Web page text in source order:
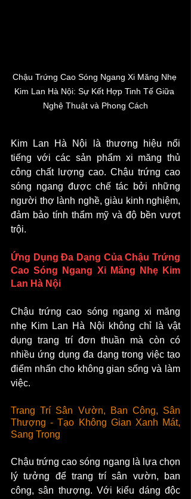
Chậu Trứng Cao Sóng Ngang Xi Măng Nhẹ
Kim Lan Hà Nội: Sự Kết Hợp Tinh Tế Giữa
Nghệ Thuật và Phong Cách
Kim Lan Hà Nội là thương hiệu nổi
tiếng với các sản phẩm xi măng thủ
công chất lượng cao. Chậu trứng cao
sóng ngang được chế tác bởi những
người thợ lành nghề, giàu kinh nghiệm,
đảm bảo tính thẩm mỹ và độ bền vượt
trội.
Ứng Dụng Đa Dạng Của Chậu Trứng
Cao Sóng Ngang Xi Măng Nhẹ Kim
Lan Hà Nội
Chậu trứng cao sóng ngang xi măng
nhẹ Kim Lan Hà Nội không chỉ là vật
dụng trang trí đơn thuần mà còn có
nhiều ứng dụng đa dạng trong việc tạo
điểm nhấn cho không gian sống và làm
việc.
Trang Trí Sân Vườn, Ban Công, Sân
Thượng - Tạo Không Gian Xanh Mát,
Sang Trọng
Chậu trứng cao sóng ngang là lựa chọn
lý tưởng để trang trí sân vườn, ban
công, sân thượng. Với kiểu dáng độc